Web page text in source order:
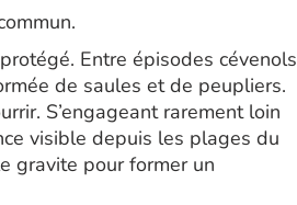
Entre épisodes cévenols
de saules et de peupliers.
S’engageant rarement loin
visible depuis les plages du
gravite pour former un